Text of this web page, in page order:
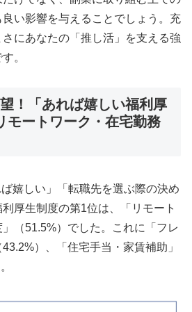
い影響を与えることでしょう。充
にあなたの「推し活」を支える強
。
！「あれば嬉しい福利厚
モートワーク・在宅勤務
嬉しい」「転職先を選ぶ際の決め
厚生制度の第1位は、「リモート
（51.5%）でした。これに「フレ
）、「住宅手当・家賃補助」